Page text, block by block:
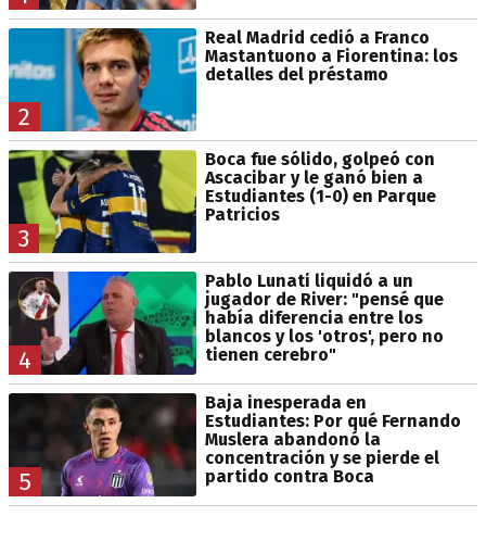
2
Real Madrid cedió a Franco
Mastantuono a Fiorentina: los
detalles del préstamo
3
Boca fue sólido, golpeó con
Ascacibar y le ganó bien a
Estudiantes (1-0) en Parque
Patricios
4
Pablo Lunati liquidó a un
jugador de River: "pensé que
había diferencia entre los
blancos y los 'otros', pero no
tienen cerebro"
5
Baja inesperada en
Estudiantes: Por qué Fernando
Muslera abandonó la
concentración y se pierde el
partido contra Boca